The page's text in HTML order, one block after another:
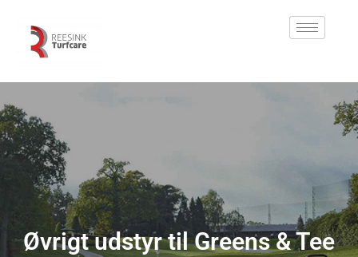
Øvrigt udstyr til Greens & Tee